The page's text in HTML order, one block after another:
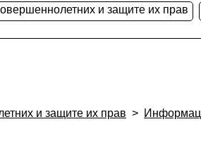
и защите их прав
и защите их прав >